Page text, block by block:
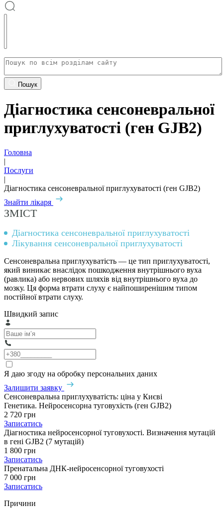
Пошук
Діагностика сенсоневральної
приглухуватості (ген GJB2)
Головна
|
Послуги
|
Діагностика сенсоневральної приглухуватості (ген GJB2)
Знайти лікаря
ЗМІСТ
Діагностика сенсоневральної приглухуватості
Лікування сенсоневральної приглухуватості
Сенсоневральна приглухуватість — це тип приглухуватості,
який виникає внаслідок пошкодження внутрішнього вуха
(равлика) або нервових шляхів від внутрішнього вуха до
мозку. Ця форма втрати слуху є найпоширенішим типом
постійної втрати слуху.
Швидкий запис
Я даю згоду на обробку персональних даних
Залишити заявку
Сенсоневральна приглухуватість: ціна у Києві
Генетика. Нейросенсорна туговухість (ген GJB2)
2 720 грн
Записатись
Діагностика нейросенсорної туговухості. Визначення мутацій
в гені GJB2 (7 мутацій)
1 800 грн
Записатись
Пренатальна ДНК-нейросенсорної туговухості
7 000 грн
Записатись
Причини